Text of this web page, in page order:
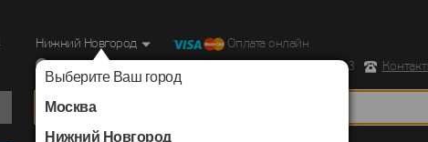
Нижний Новгород
Выберите Ваш город
Москва
Нижний Новгород
Оплата онлайн
г. Нижний Новгород, Ул. Республиканская д.43 корпус 3